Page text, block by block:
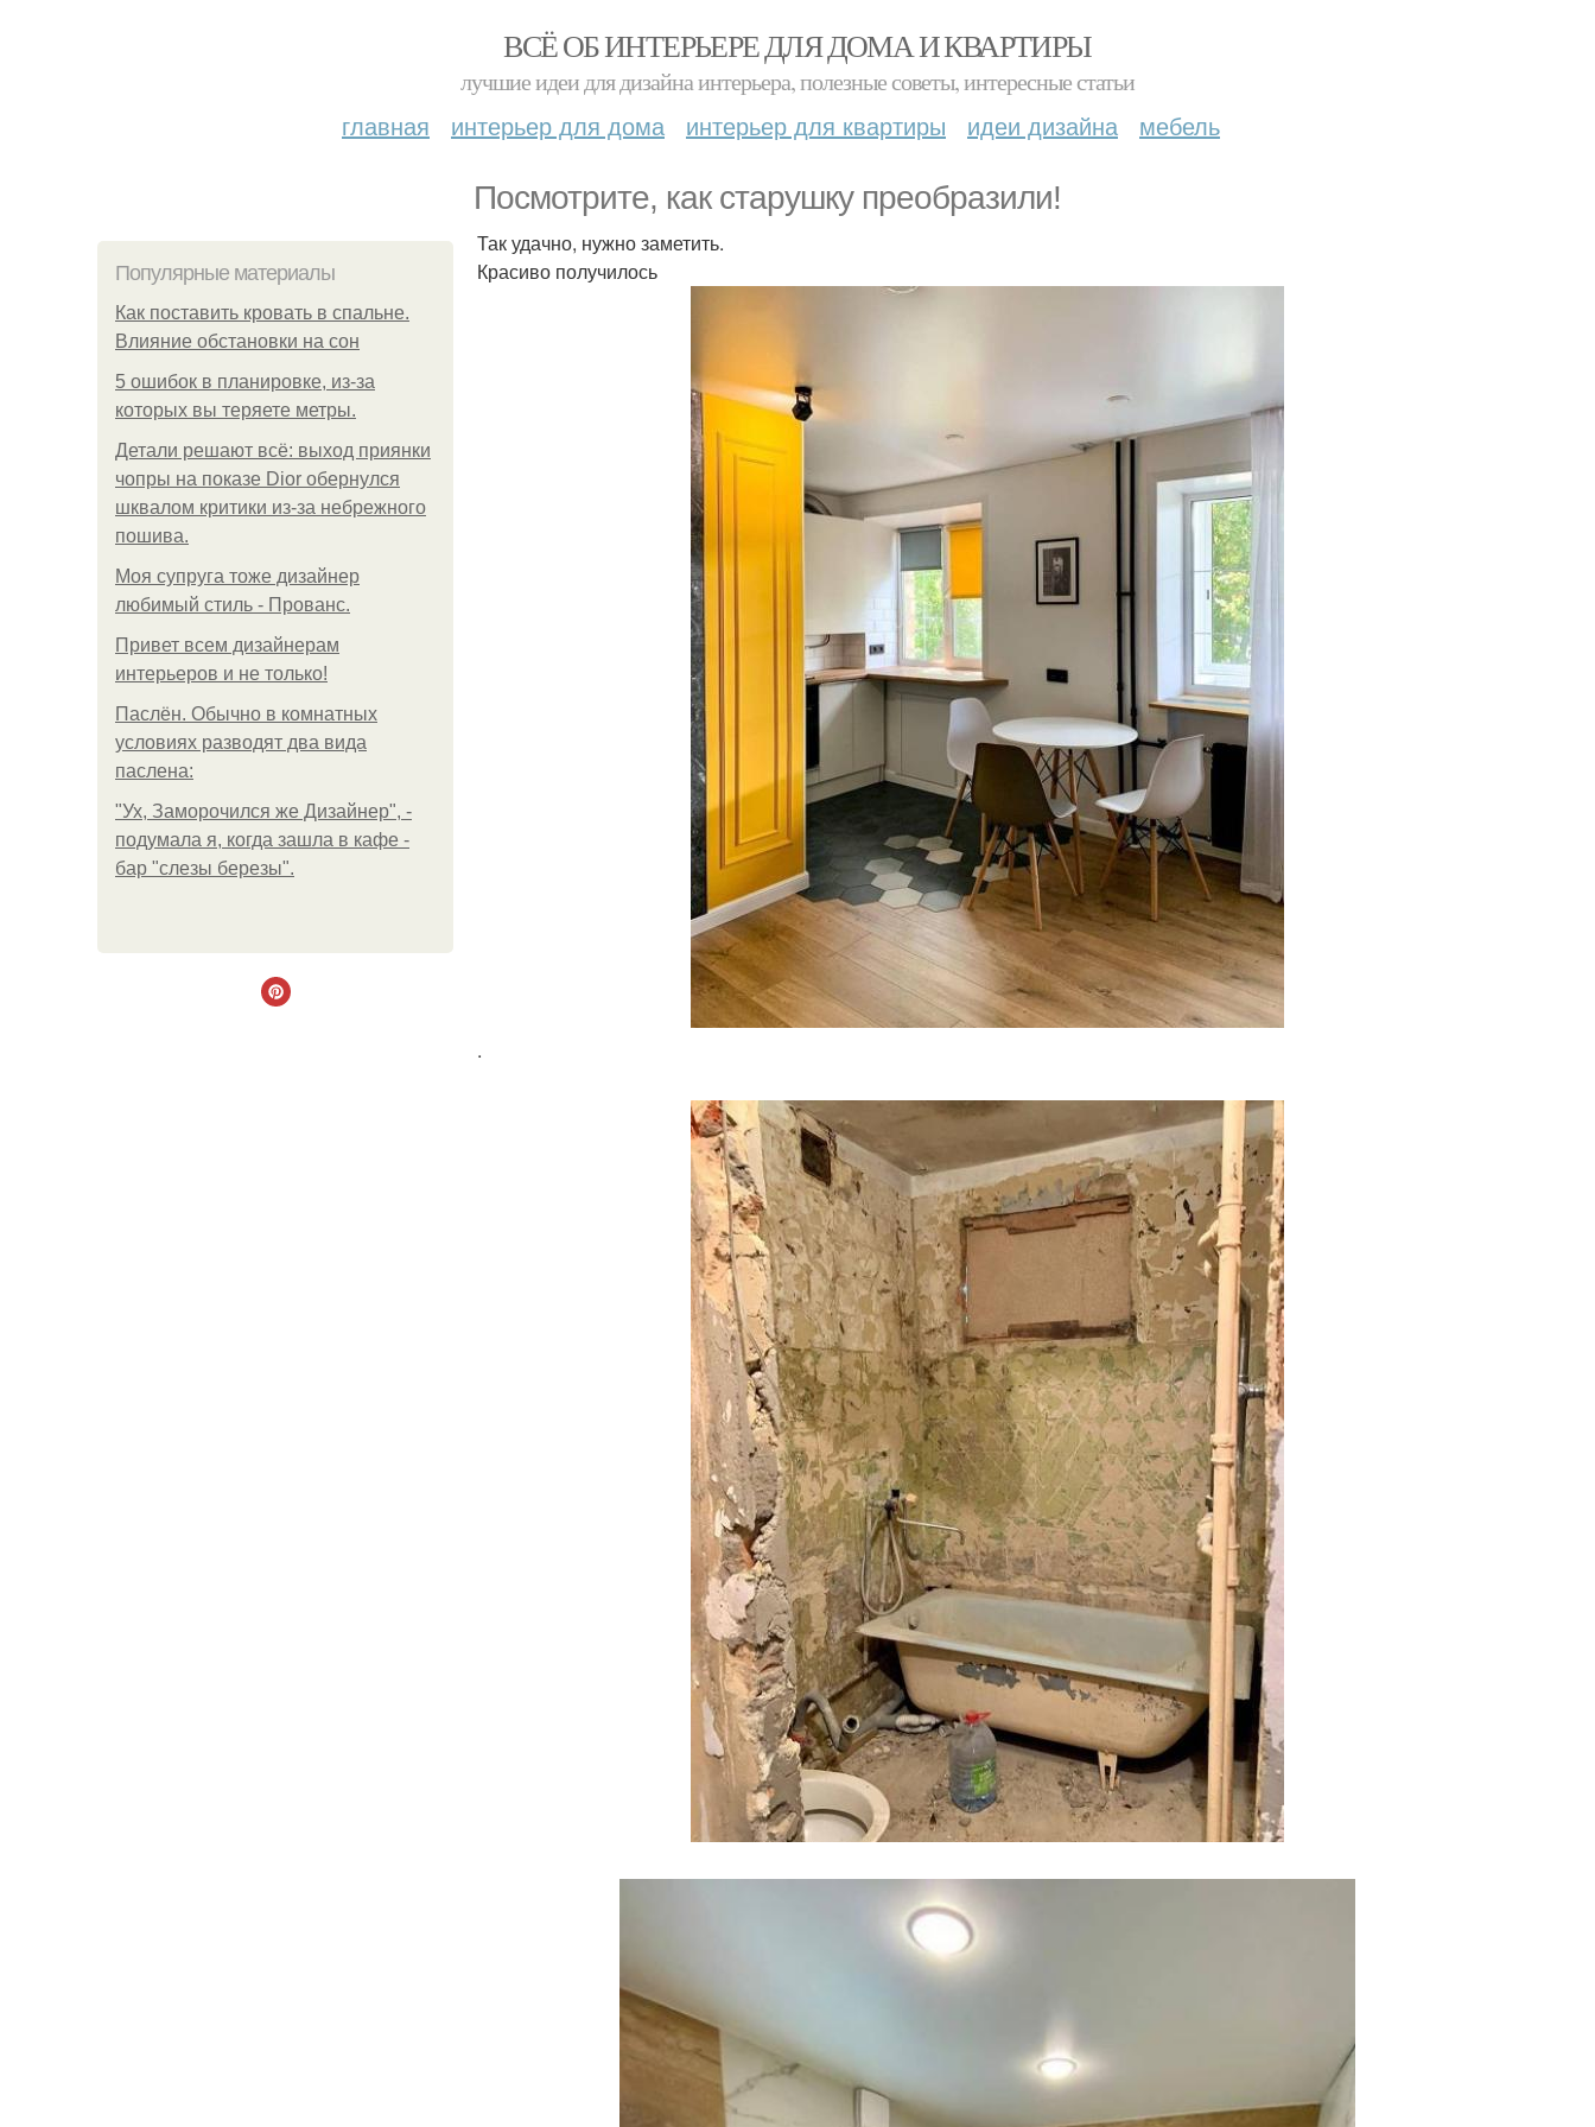
ВСЁ ОБ ИНТЕРЬЕРЕ ДЛЯ ДОМА И КВАРТИРЫ
лучшие идеи для дизайна интерьера, полезные советы, интересные статьи
главная интерьер для дома интерьер для квартиры идеи дизайна мебель
Посмотрите, как старушку преобразили!
Популярные материалы
Как поставить кровать в спальне.
Влияние обстановки на сон
5 ошибок в планировке, из-за
которых вы теряете метры.
Детали решают всё: выход приянки
чопры на показе Dior обернулся
шквалом критики из-за небрежного
пошива.
Моя супруга тоже дизайнер
любимый стиль - Прованс.
Привет всем дизайнерам
интерьеров и не только!
Паслён. Обычно в комнатных
условиях разводят два вида
паслена:
"Ух, Заморочился же Дизайнер", -
подумала я, когда зашла в кафе -
бар "слезы березы".
Так удачно, нужно заметить.
Красиво получилось
.